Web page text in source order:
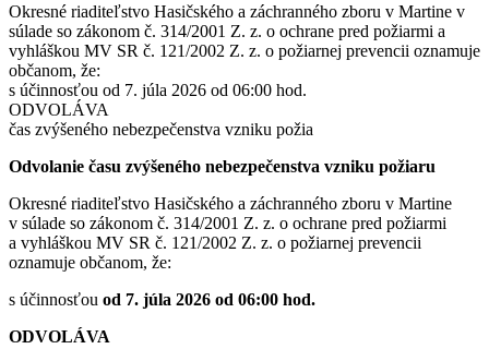
Okresné riaditeľstvo Hasičského a záchranného zboru v Martine v
súlade so zákonom č. 314/2001 Z. z. o ochrane pred požiarmi a
vyhláškou MV SR č. 121/2002 Z. z. o požiarnej prevencii oznamuje
občanom, že:
s účinnosťou od 7. júla 2026 od 06:00 hod.
ODVOLÁVA
čas zvýšeného nebezpečenstva vzniku požia
Odvolanie času zvýšeného nebezpečenstva vzniku požiaru
Okresné riaditeľstvo Hasičského a záchranného zboru v Martine
v súlade so zákonom č. 314/2001 Z. z. o ochrane pred požiarmi
a vyhláškou MV SR č. 121/2002 Z. z. o požiarnej prevencii
oznamuje občanom, že:
s účinnosťou od 7. júla 2026 od 06:00 hod.
ODVOLÁVA